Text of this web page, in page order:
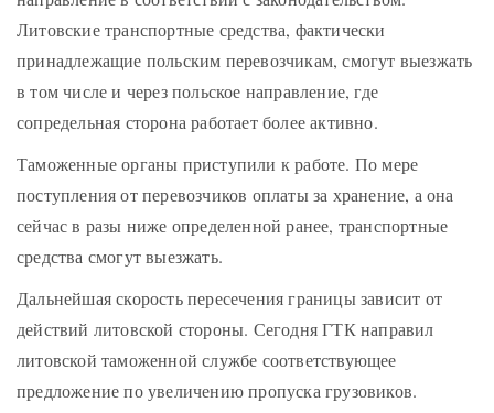
Литовские транспортные средства, фактически
принадлежащие польским перевозчикам, смогут выезжать
в том числе и через польское направление, где
сопредельная сторона работает более активно.
Таможенные органы приступили к работе. По мере
поступления от перевозчиков оплаты за хранение, а она
сейчас в разы ниже определенной ранее, транспортные
средства смогут выезжать.
Дальнейшая скорость пересечения границы зависит от
действий литовской стороны. Сегодня ГТК направил
литовской таможенной службе соответствующее
предложение по увеличению пропуска грузовиков.